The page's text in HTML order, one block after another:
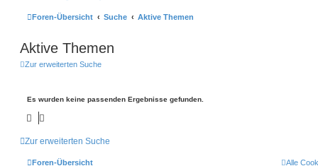
Foren-Übersicht Suche Aktive Themen
Aktive Themen
Zur erweiterten Suche
Es wurden keine passenden Ergebnisse gefunden.
Zur erweiterten Suche
Foren-Übersicht Alle